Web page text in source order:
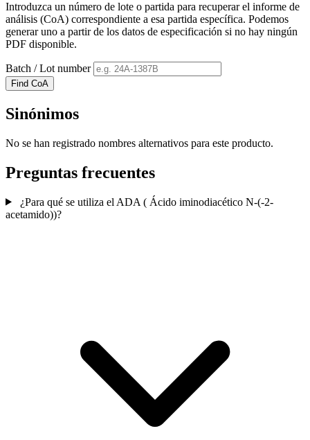
Introduzca un número de lote o partida para recuperar el informe de
análisis (CoA) correspondiente a esa partida específica. Podemos
generar uno a partir de los datos de especificación si no hay ningún
PDF disponible.
Batch / Lot number
Find CoA
Sinónimos
No se han registrado nombres alternativos para este producto.
Preguntas frecuentes
¿Para qué se utiliza el ADA ( Ácido iminodiacético N-(-2-
acetamido))?